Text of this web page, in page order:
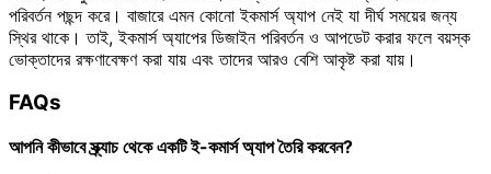
পরিবর্তন পছন্দ করে। বাজারে এমন কোনো ইকমার্স অ্যাপ নেই যা দীর্ঘ সময়ের জন্য
স্থির থাকে। তাই, ইকমার্স অ্যাপের ডিজাইন পরিবর্তন ও আপডেট করার ফলে বয়স্ক
ভোক্তাদের রক্ষণাবেক্ষণ করা যায় এবং তাদের আরও বেশি আকৃষ্ট করা যায়।
FAQs
আপনি কীভাবে স্ক্র্যাচ থেকে একটি ই-কমার্স অ্যাপ তৈরি করবেন?